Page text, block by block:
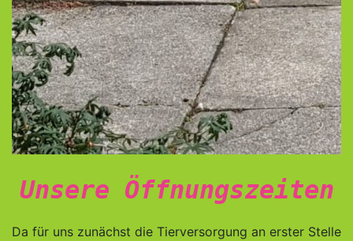
Unsere Öffnungszeiten
Da für uns zunächst die Tierversorgung an erster Stelle